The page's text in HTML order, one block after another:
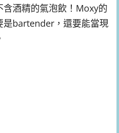
酒精的氣泡飲！Moxy的
是bartender，還要能當現